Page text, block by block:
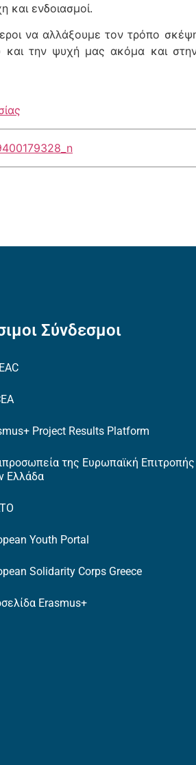
και ενδοιασμοί.
να αλλάξουμε τον τρόπο
την ψυχή μας ακόμα και στην
Σύνδεσμοι
Project Results Platform
της Ευρωπαϊκή Επιτροπής
Ελλάδα
Youth Portal
Solidarity Corps Greece
Erasmus+